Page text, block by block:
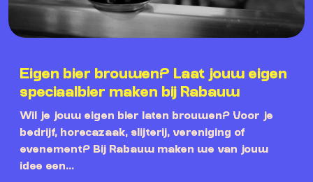
Eigen bier brouwen? Laat jouw eigen
speciaalbier maken bij Rabauw
Wil je jouw eigen bier laten brouwen? Voor je
bedrijf, horecazaak, slijterij, vereniging of
evenement? Bij Rabauw maken we van jouw
idee een...